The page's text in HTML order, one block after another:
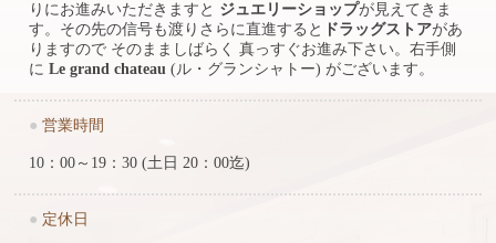
りにお進みいただきますと ジュエリーショップが見えてきま
す。その先の信号も渡りさらに直進すると ドラッグストアがあ
りますので そのまましばらく 真っすぐお進み下さい。右手側
に Le grand chateau (ル・グランシャトー) がございます。
● 営業時間
10：00～19：30 (土日 20：00迄)
● 定休日